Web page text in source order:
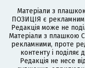
Матеріали з
ПОЗИЦІЯ є
Редакція може не
Матеріали з плашкою
рекламними, проте
контенту і поділяє
Редакція не несе